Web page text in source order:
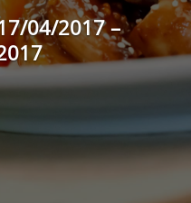
04/2017 –